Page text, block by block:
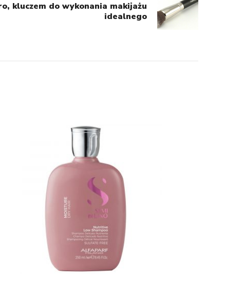
kluczem do wykonania makijażu
idealnego